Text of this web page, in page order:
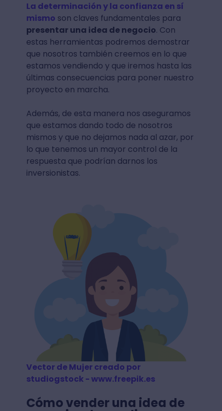
La determinación y la confianza en sí
mismo son claves fundamentales para
presentar una idea de negocio. Con
estas herramientas podremos demostrar
que nosotros también creemos en lo que
estamos vendiendo y que iremos hasta las
últimas consecuencias para poner nuestro
proyecto en marcha.
Además, de esta manera nos aseguramos
que estamos dando todo de nosotros
mismos y que no dejamos nada al azar, por
lo que tenemos un mayor control de la
respuesta que podrían darnos los
inversionistas.
Vector de Mujer creado por
studiogstock - www.freepik.es
Cómo vender una idea de